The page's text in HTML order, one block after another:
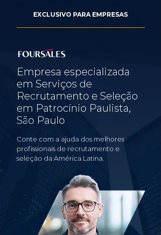
EXCLUSIVO PARA EMPRESAS
Empresa especializada
em Serviços de
Recrutamento e Seleção
em Patrocínio Paulista,
São Paulo
Conte com a ajuda dos melhores
profissionais de recrutamento e
seleção da América Latina.